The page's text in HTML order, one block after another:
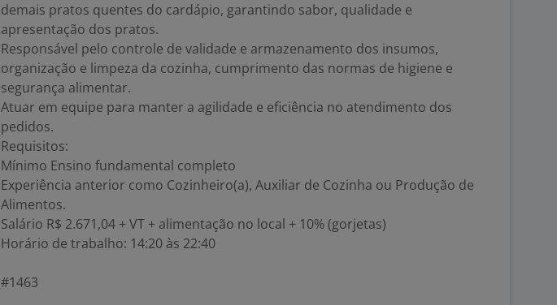
demais pratos quentes do cardápio, garantindo sabor, qualidade e
apresentação dos pratos.
Responsável pelo controle de validade e armazenamento dos insumos,
organização e limpeza da cozinha, cumprimento das normas de higiene e
segurança alimentar.
Atuar em equipe para manter a agilidade e eficiência no atendimento dos
pedidos.
Requisitos:
Mínimo Ensino fundamental completo
Experiência anterior como Cozinheiro(a), Auxiliar de Cozinha ou Produção de
Alimentos.
Salário R$ 2.671,04 + VT + alimentação no local + 10% (gorjetas)
Horário de trabalho: 14:20 às 22:40
#1463